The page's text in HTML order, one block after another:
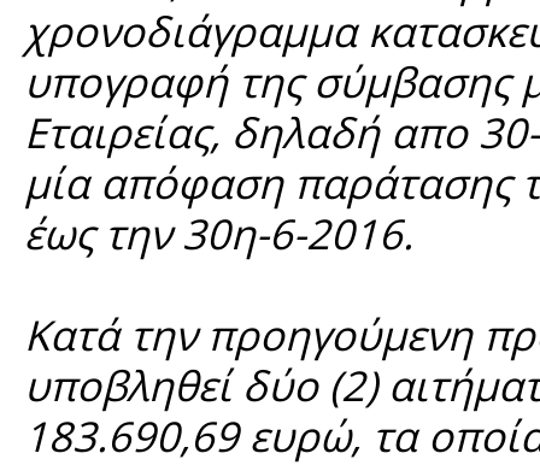
χρονοδιάγραμμα
υπογραφή της σύμβασης
Εταιρείας, δηλαδή απο
μία απόφαση παράτασης
έως την 30η-6-2016.
Κατά την προηγούμενη
υποβληθεί δύο (2)
183.690,69 ευρώ, τα